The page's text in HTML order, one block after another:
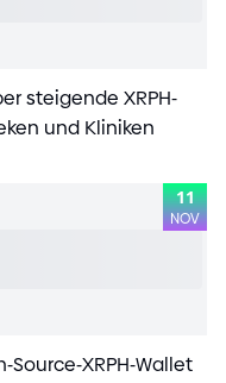
steigende XRPH-
und Kliniken
11
NOV
-Source-XRPH-Wallet